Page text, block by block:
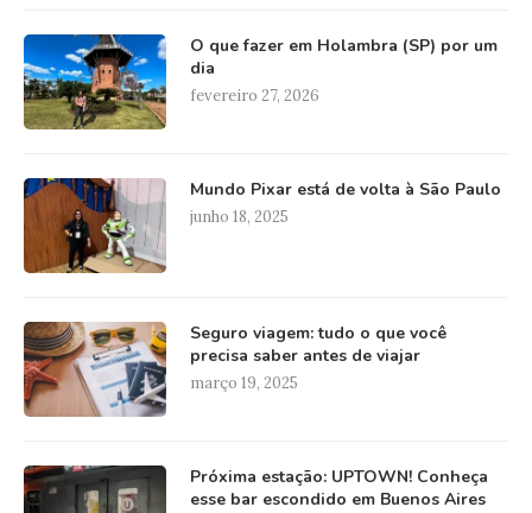
O que fazer em Holambra (SP) por um
dia
fevereiro 27, 2026
Mundo Pixar está de volta à São Paulo
junho 18, 2025
Seguro viagem: tudo o que você
precisa saber antes de viajar
março 19, 2025
Próxima estação: UPTOWN! Conheça
esse bar escondido em Buenos Aires